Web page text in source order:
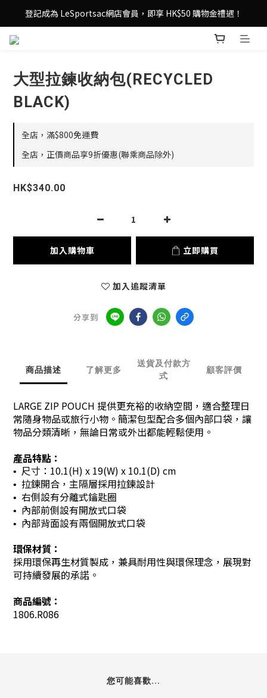
登記成為 LeSportsac網店會員，即享 HK$50 購物金禮遇！
登記成為 LeSportsac網店會員，即享 HK$50 購物金禮遇！
滿 $800尊享港澳免費送貨，購物從此更輕鬆自在！
大型拉鍊收納包(RECYCLED
BLACK)
全店，滿$800免運費
全店，正價商品享9折優惠(聯乘商品除外)
HK$340.00
加入購物車 立即購買
加入追蹤清單
分享到
商品描述 了解更多
送貨及付款方
式
顧客評價
LARGE ZIP POUCH 提供更充裕的收納空間，適合整理日
常隨身物品或旅行小物。簡潔包型配合多個內部口袋，讓
物品分類清晰，無論日常或外出都能輕鬆使用。
產品特點：
• 尺寸：10.1(H) x 19(W) x 10.1(D) cm
• 拉鍊開合，主隔層採用拉鍊設計
• 右側設有分離式鑰匙圈
• 內部前側設有開放式口袋
• 內部背面設有兩個開放式口袋
環保材質：
採用環保再生材質製成，兼具耐用性與環保理念，展現對
可持續發展的承諾。
商品編號：
1806.R086
您可能喜歡...